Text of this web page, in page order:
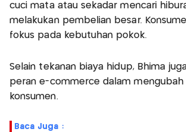
cuci mata atau sekadar mencari
melakukan pembelian besar.
fokus pada kebutuhan pokok.
Selain tekanan biaya hidup, Bhima
peran e-commerce dalam mengubah
konsumen.
Baca Juga :